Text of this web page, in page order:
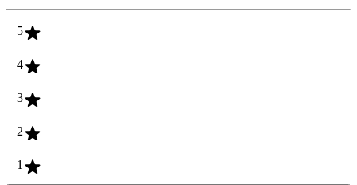
5
4
3
2
1